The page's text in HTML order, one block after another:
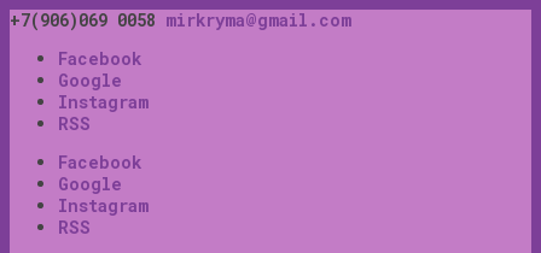
+7(906)069 0058 mirkryma@gmail.com
Facebook
Google
Instagram
RSS
Facebook
Google
Instagram
RSS